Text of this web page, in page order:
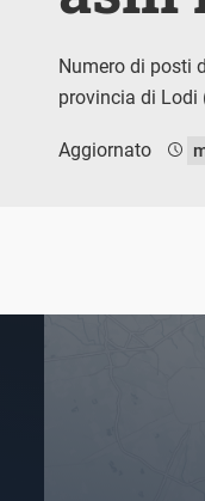
Numero di posti
provincia di Lodi
Aggiornato